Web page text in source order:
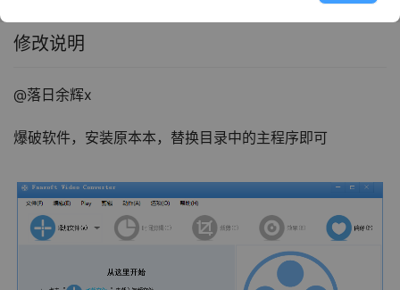
修改说明
@落日余辉x
爆破软件，安装原本本，替换目录中的主程序即可